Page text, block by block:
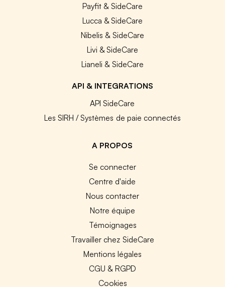
Payfit & SideCare
Lucca & SideCare
Nibelis & SideCare
Livi & SideCare
Lianeli & SideCare
API & INTEGRATIONS
API SideCare
Les SIRH / Systèmes de paie connectés
A PROPOS
Se connecter
Centre d'aide
Nous contacter
Notre équipe
Témoignages
Travailler chez SideCare
Mentions légales
CGU & RGPD
Cookies